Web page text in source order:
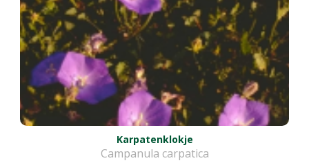
Karpatenklokje
Campanula carpatica